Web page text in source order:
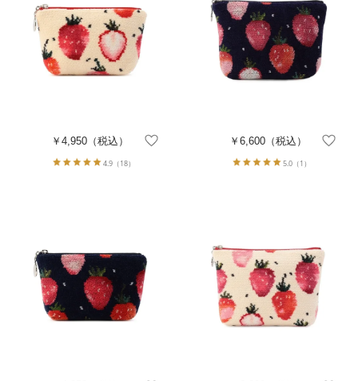
￥4,950 （税込）
4.9（18）
￥6,600（税込）
5.0（1）